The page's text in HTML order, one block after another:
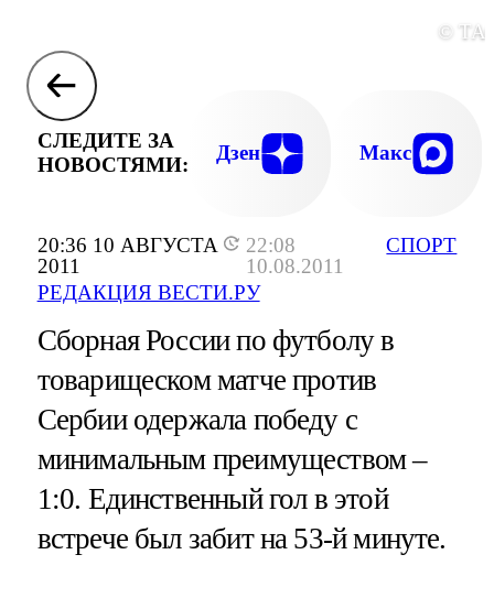
20:36 10 АВГУСТА
2011
22:08
10.08.2011
РЕДАКЦИЯ ВЕСТИ.РУ
СПОРТ
©
СЛЕДИТЕ ЗА
НОВОСТЯМИ:
Дзен Макс
Сборная России по футболу в
товарищеском матче против
Сербии одержала победу с
минимальным преимуществом –
1:0. Единственный гол в этой
встрече был забит на 53-й минуте.